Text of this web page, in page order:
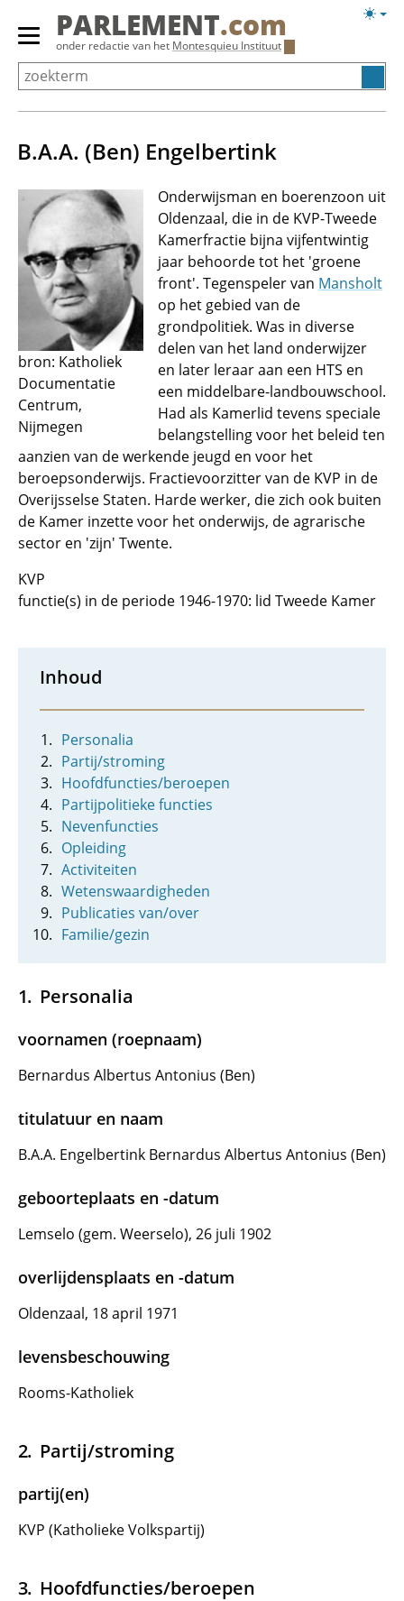
Overslaan
Primair
menu
tonen/verbergen
PARLEMENT.com
onder redactie van het Montesquieu Instituut
B.A.A. (Ben) Engelbertink
bron: Katholiek
Documentatie
Centrum,
Nijmegen
Onderwijsman en boerenzoon uit
Oldenzaal, die in de KVP-Tweede
Kamerfractie bijna vijfentwintig
jaar behoorde tot het 'groene
front'. Tegenspeler van Mansholt
op het gebied van de
grondpolitiek. Was in diverse
delen van het land onderwijzer
en later leraar aan een HTS en
een middelbare-landbouwschool.
Had als Kamerlid tevens speciale
belangstelling voor het beleid ten
aanzien van de werkende jeugd en voor het
beroepsonderwijs. Fractievoorzitter van de KVP in de
Overijsselse Staten. Harde werker, die zich ook buiten
de Kamer inzette voor het onderwijs, de agrarische
sector en 'zijn' Twente.
KVP
functie(s) in de periode 1946-1970: lid Tweede Kamer
Inhoud
Personalia
Partij/stroming
Hoofdfuncties/beroepen
Partijpolitieke functies
Nevenfuncties
Opleiding
Activiteiten
Wetenswaardigheden
Publicaties van/over
Familie/gezin
Personalia
voornamen (roepnaam)
Bernardus Albertus Antonius (Ben)
titulatuur en naam
B.A.A. Engelbertink Bernardus Albertus Antonius (Ben)
geboorteplaats en -datum
Lemselo (gem. Weerselo), 26 juli 1902
overlijdensplaats en -datum
Oldenzaal, 18 april 1971
levensbeschouwing
Rooms-Katholiek
Partij/stroming
partij(en)
KVP (Katholieke Volkspartij)
Hoofdfuncties/beroepen